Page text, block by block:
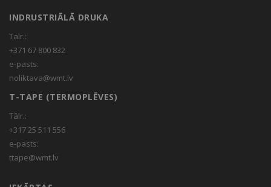
INDRUSTRIĀLĀ DRUKA
Talr.:
+371 67 800 832
e-pasts:
noliktava@wmt.lv
T-TAPE (TERMOPLĒVES)
Tālr.:
+317 25 511 556
e-pasts:
ttape@wmt.lv